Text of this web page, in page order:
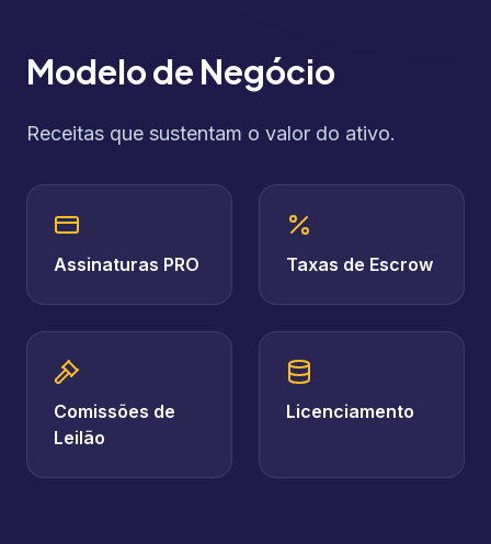
Modelo de Negócio
Receitas que sustentam o valor do ativo.
Assinaturas PRO Taxas de Escrow
Comissões de
Leilão
Licenciamento